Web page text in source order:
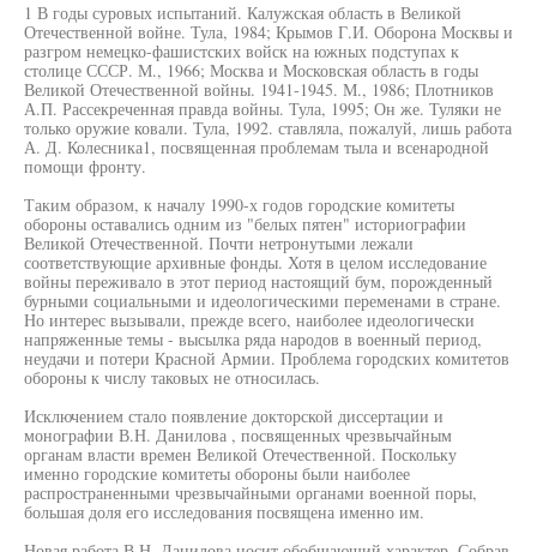
1 В годы суровых испытаний. Калужская область в Великой
Отечественной войне. Тула, 1984; Крымов Г.И. Оборона Москвы и
разгром немецко-фашистских войск на южных подступах к
столице СССР. М., 1966; Москва и Московская область в годы
Великой Отечественной войны. 1941-1945. М., 1986; Плотников
А.П. Рассекреченная правда войны. Тула, 1995; Он же. Туляки не
только оружие ковали. Тула, 1992. ставляла, пожалуй, лишь работа
А. Д. Колесника1, посвященная проблемам тыла и всенародной
помощи фронту.
Таким образом, к началу 1990-х годов городские комитеты
обороны оставались одним из "белых пятен" историографии
Великой Отечественной. Почти нетронутыми лежали
соответствующие архивные фонды. Хотя в целом исследование
войны переживало в этот период настоящий бум, порожденный
бурными социальными и идеологическими переменами в стране.
Но интерес вызывали, прежде всего, наиболее идеологически
напряженные темы - высылка ряда народов в военный период,
неудачи и потери Красной Армии. Проблема городских комитетов
обороны к числу таковых не относилась.
Исключением стало появление докторской диссертации и
монографии В.Н. Данилова , посвященных чрезвычайным
органам власти времен Великой Отечественной. Поскольку
именно городские комитеты обороны были наиболее
распространенными чрезвычайными органами военной поры,
большая доля его исследования посвящена именно им.